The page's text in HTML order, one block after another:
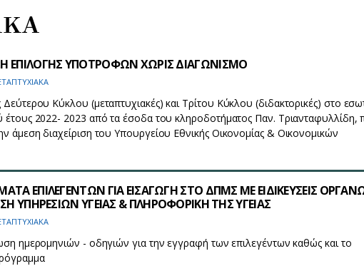
ΕΠΙΛΟΓΗΣ ΥΠΟΤΡΟΦΩΝ ΧΩΡΙΣ ΔΙΑΓΩΝΙΣΜΟ
Κύκλου (μεταπτυχιακές) και Τρίτου Κύκλου (διδακτορικές) στο
έτους 2022- 2023 από τα έσοδα του κληροδοτήματος Παν. Τριανταφυλλίδη,
άμεση διαχείριση του Υπουργείου Εθνικής Οικονομίας & Οικονομικών
ΕΠΙΛΕΓΕΝΤΩΝ ΓΙΑ ΕΙΣΑΓΩΓΗ ΣΤΟ ΔΠΜΣ ΜΕ ΕΙΔΙΚΕΥΣΕΙΣ
ΥΠΗΡΕΣΙΩΝ ΥΓΕΙΑΣ & ΠΛΗΡΟΦΟΡΙΚΗ ΤΗΣ ΥΓΕΙΑΣ
ημερομηνιών - οδηγιών για την εγγραφή των επιλεγέντων καθώς και το